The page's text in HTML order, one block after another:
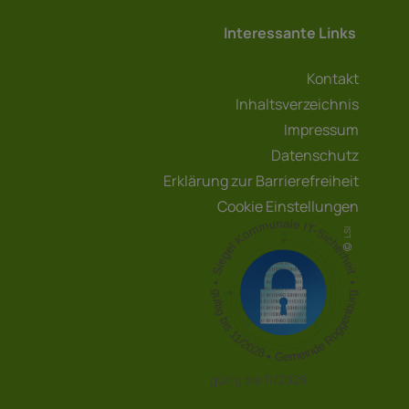
Interessante Links
Kontakt
Inhaltsverzeichnis
Impressum
Datenschutz
Erklärung zur Barrierefreiheit
Cookie Einstellungen
LSI
gültig bis 11/2028